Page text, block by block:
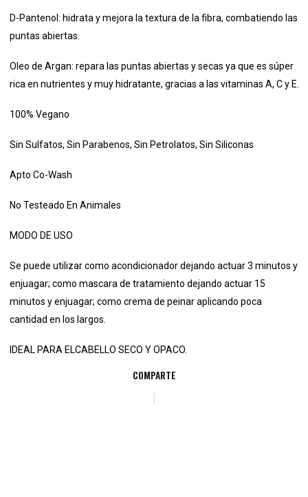
D-Pantenol: hidrata y mejora la textura de la fibra, combatiendo las
puntas abiertas.
Oleo de Argan: repara las puntas abiertas y secas ya que es súper
rica en nutrientes y muy hidratante, gracias a las vitaminas A, C y E.
100% Vegano
Sin Sulfatos, Sin Parabenos, Sin Petrolatos, Sin Siliconas
Apto Co-Wash
No Testeado En Animales
MODO DE USO
Se puede utilizar como acondicionador dejando actuar 3 minutos y
enjuagar; como mascara de tratamiento dejando actuar 15
minutos y enjuagar; como crema de peinar aplicando poca
cantidad en los largos.
IDEAL PARA ELCABELLO SECO Y OPACO.
COMPARTE